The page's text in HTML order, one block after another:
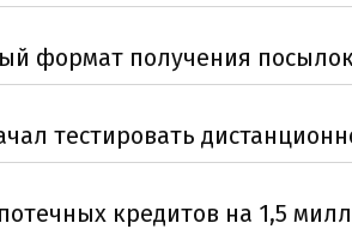
формат получения посылок
тестировать
кредитов на 1,5